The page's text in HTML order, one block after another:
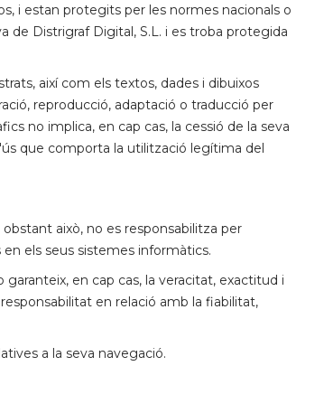
i estan protegits per les normes nacionals o
de Distrigraf Digital, S.L. i es troba protegida
així com els textos, dades i dibuixos
reproducció, adaptació o traducció per
no implica, en cap cas, la cessió de la seva
que comporta la utilització legítima del
això, no es responsabilitza per
els seus sistemes informàtics.
en cap cas, la veracitat, exactitud i
en relació amb la fiabilitat,
a la seva navegació.